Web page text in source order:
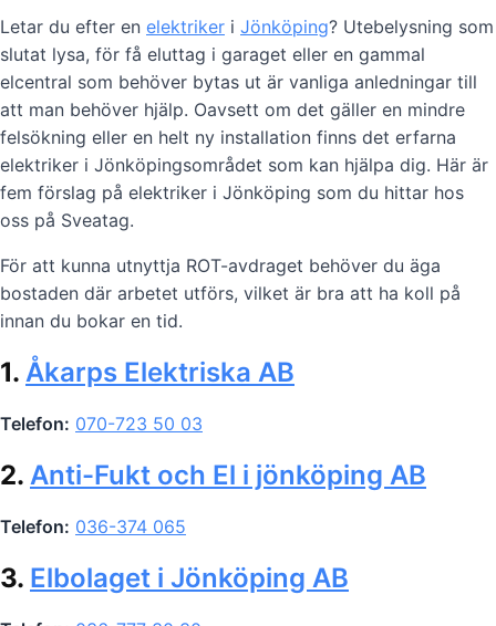
Letar du efter en elektriker i Jönköping? Utebelysning som
slutat lysa, för få eluttag i garaget eller en gammal
elcentral som behöver bytas ut är vanliga anledningar till
att man behöver hjälp. Oavsett om det gäller en mindre
felsökning eller en helt ny installation finns det erfarna
elektriker i Jönköpingsområdet som kan hjälpa dig. Här är
fem förslag på elektriker i Jönköping som du hittar hos
oss på Sveatag.
För att kunna utnyttja ROT-avdraget behöver du äga
bostaden där arbetet utförs, vilket är bra att ha koll på
innan du bokar en tid.
1. Åkarps Elektriska AB
Telefon: 070-723 50 03
2. Anti-Fukt och El i jönköping AB
Telefon: 036-374 065
3. Elbolaget i Jönköping AB